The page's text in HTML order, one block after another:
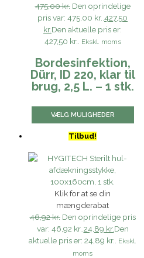
475,00 kr. Den oprindelige
pris var: 475,00 kr.. 427,50
kr.Den aktuelle pris er:
427,50 kr..
Ekskl. moms
Bordesinfektion,
Dürr, ID 220, klar til
brug, 2,5 L. – 1 stk.
VÆLG MULIGHEDER
Tilbud!
Klik for at se din
mængderabat
46,92 kr. Den oprindelige pris
var: 46,92 kr.. 24,89 kr.Den
aktuelle pris er: 24,89 kr..
Ekskl.
moms